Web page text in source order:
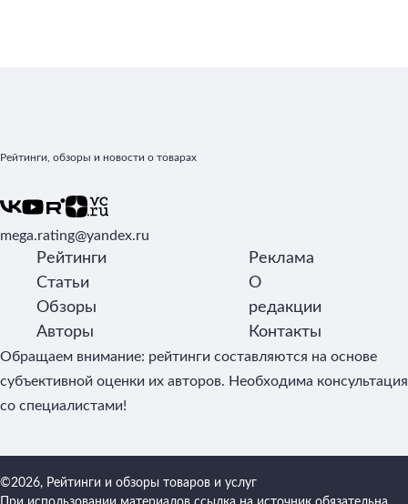
Рейтинги, обзоры и новости о товарах
mega.rating@yandex.ru
Рейтинги
Статьи
Обзоры
Авторы
Реклама
О
редакции
Контакты
Обращаем внимание: рейтинги составляются на основе
субъективной оценки их авторов. Необходима консультация
со специалистами!
©2026, Рейтинги и обзоры товаров и услуг